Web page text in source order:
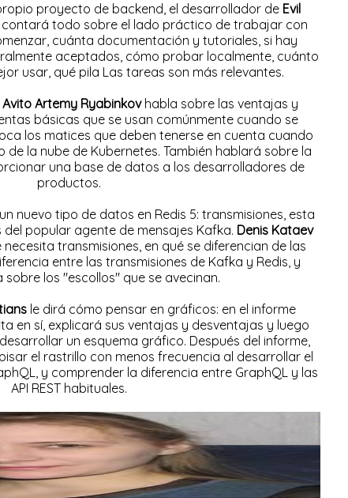
proyecto de backend, el desarrollador de Evil
todo sobre el lado práctico de trabajar con
cuánta documentación y tutoriales, si hay
aceptados, cómo probar localmente, cuánto
usar, qué pila Las tareas son más relevantes.
Avito Artemy Ryabinkovhabla sobre las ventajas y
básicas que se usan comúnmente cuando se
los matices que deben tenerse en cuenta cuando
la nube de Kubernetes. También hablará sobre la
una base de datos a los desarrolladores de
productos.
nuevo tipo de datos en Redis 5: transmisiones, esta
popular agente de mensajes Kafka. Denis Kataev
transmisiones, en qué se diferencian de las
entre las transmisiones de Kafka y Redis, y
los "escollos" que se avecinan.
le dirá cómo pensar en gráficos: en el informe
en sí, explicará sus ventajas y desventajas y luego
un esquema gráfico. Después del informe,
el rastrillo con menos frecuencia al desarrollar el
y comprender la diferencia entre GraphQL y las
API REST habituales.